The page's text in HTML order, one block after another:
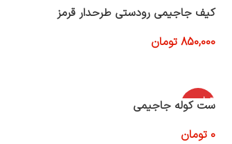
کیف جاجیمی رودستی طرحدار قرمز
850,000 تومان
اتمام موج
ودی
ست کوله جاجیمی
0 تومان